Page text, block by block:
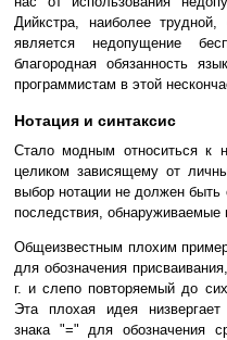
Дийкстра, наиболее
является недопущение
благородная обязанность
программистам в этой
Нотация и синтаксис
Стало модным относиться к
целиком зависящему от
выбор нотации не должен
последствия, обнаруживаемые
Общеизвестным плохим
для обозначения
г. и слепо повторяемый до
Эта плохая идея
знака "=" для обозначения